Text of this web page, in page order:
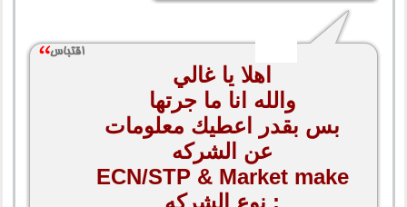
اهلا يا غالي
والله انا ما جرتها
بس بقدر اعطيك معلومات
عن الشركه
ECN/STP & Market make
: نوع الشركه